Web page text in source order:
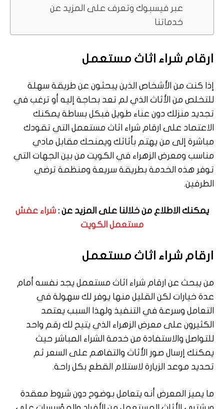
عبر فيسبوك وتعرف على المزيد عن
خدماتنا
ارقام شراء اثاث مستعمل
إذا كنت من الأشخاص الذين يبحثون عن طريقة سهلة
للتخلص من الأثاث الذي لم تعد بحاجة إليه أو ترغب في
تجديد منزلك دون عناء طويل فبكل بساطة يمكنك
الاعتماد على ارقام شراء اثاث مستعمل التي تقودك
مباشرة إلى من يهتم بأثاثك ويمنحك مقابل مادي
مناسب ومعرض الزهراء في الكويت من بين الجهات التي
توفر هذه الخدمة بطريقة سريعة ومنظمة ترضي
الطرفين.
يمكنك الاطلاع من خلالنا على المزيد عن :شراء عفش
مستعمل الكويت
ارقام شراء اثاث مستعمل
من يبحث عن ارقام شراء اثاث مستعمل يجد نفسه أمام
عدة خيارات لكن القليل منها يوفر لك سهولة في
التعامل وسرعة في التنفيذ ولهذا السبب يعتمد
الكثيرون على معرض الزهراء الذي يتيح لك رقم واحد
للتواصل والاستفادة من خدمة الشراء المباشر حيث
يمكنك إرسال صور الأثاث والتفاهم على السعر ثم
تحديد موعد الزيارة لاستلام القطع بكل راحة.
ما يميز المعرض أنه يتعامل بوضوح دون شروط معقدة